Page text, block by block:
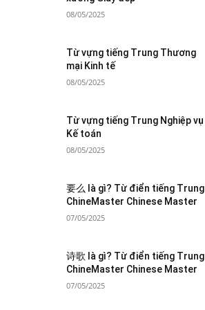
08/05/2025
Từ vựng tiếng Trung Thương
mại Kinh tế
08/05/2025
Từ vựng tiếng Trung Nghiệp vụ
Kế toán
08/05/2025
要么 là gì? Từ điển tiếng Trung
ChineMaster Chinese Master
07/05/2025
诗歌 là gì? Từ điển tiếng Trung
ChineMaster Chinese Master
07/05/2025